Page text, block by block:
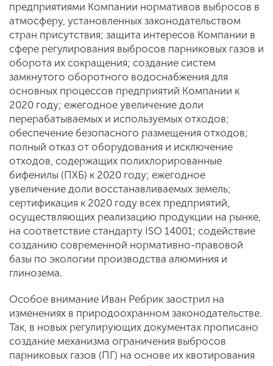
предприятиями Компании нормативов выбросов в
атмосферу, установленных законодательством
стран присутствия; защита интересов Компании в
сфере регулирования выбросов парниковых газов и
оборота их сокращения; создание систем
замкнутого оборотного водоснабжения для
основных процессов предприятий Компании к
2020 году; ежегодное увеличение доли
перерабатываемых и используемых отходов;
обеспечение безопасного размещения отходов;
полный отказ от оборудования и исключение
отходов, содержащих полихлорированные
бифенилы (ПХБ) к 2020 году; ежегодное
увеличение доли восстанавливаемых земель;
сертификация к 2020 году всех предприятий,
осуществляющих реализацию продукции на рынке,
на соответствие стандарту ISO 14001; содействие
созданию современной нормативно-правовой
базы по экологии производства алюминия и
глинозема.
Особое внимание Иван Ребрик заострил на
изменениях в природоохранном законодательстве.
Так, в новых регулирующих документах прописано
создание механизма ограничения выбросов
парниковых газов (ПГ) на основе их квотирования